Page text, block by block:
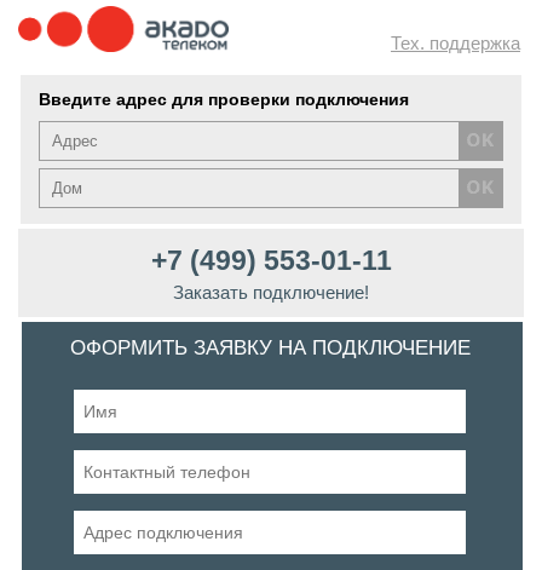
Тех. поддержка
Введите адрес для проверки подключения
+7 (499) 553-01-11
Заказать подключение!
ОФОРМИТЬ ЗАЯВКУ НА ПОДКЛЮЧЕНИЕ